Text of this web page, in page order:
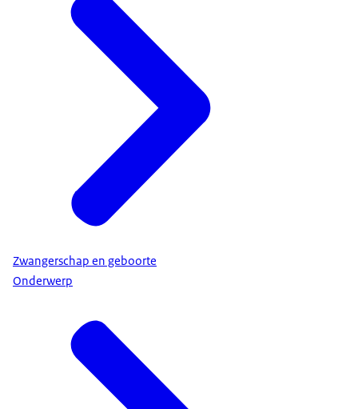
Zwangerschap en geboorte
Onderwerp